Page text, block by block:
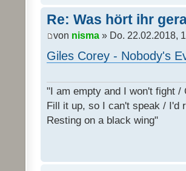
Re: Was hört ihr
von nisma » Do. 22.02.2018,
Giles Corey - Nobody's
"I am empty and I won't fight
Fill it up, so I can't speak / I'd
Resting on a black wing"